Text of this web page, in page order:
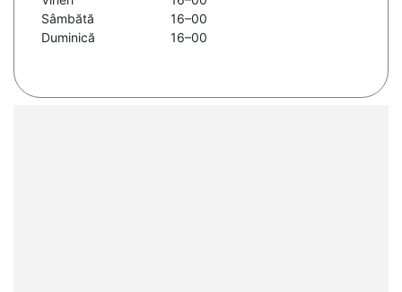
Sâmbătă
16–00
Duminică
16–00